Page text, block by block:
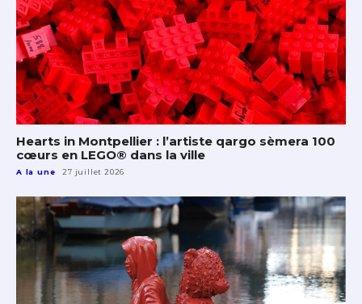
Hearts in Montpellier : l’artiste qargo sèmera 100
cœurs en LEGO® dans la ville
A la une 27 juillet 2026